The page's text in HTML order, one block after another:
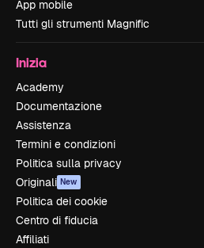
App mobile
Tutti gli strumenti Magnific
Inizia
Academy
Documentazione
Assistenza
Termini e condizioni
Politica sulla privacy
Originali New
Politica dei cookie
Centro di fiducia
Affiliati